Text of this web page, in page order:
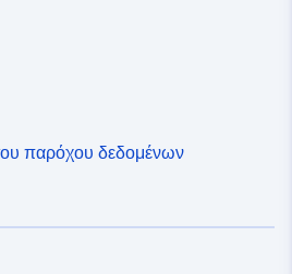
παρόχου δεδομένων